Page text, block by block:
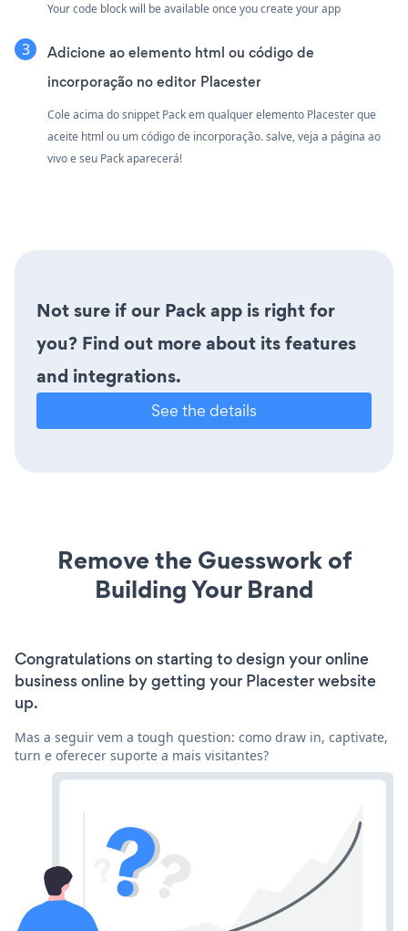
Your code block will be available once you create your app
Adicione ao elemento html ou código de
incorporação no editor Placester
Cole acima do snippet Pack em qualquer elemento Placester que
aceite html ou um código de incorporação. salve, veja a página ao
vivo e seu Pack aparecerá!
Not sure if our Pack app is right for
you? Find out more about its features
and integrations.
See the details
Remove the Guesswork of
Building Your Brand
Congratulations on starting to design your online
business online by getting your Placester website
up.
Mas a seguir vem a tough question: como draw in, captivate,
turn e oferecer suporte a mais visitantes?